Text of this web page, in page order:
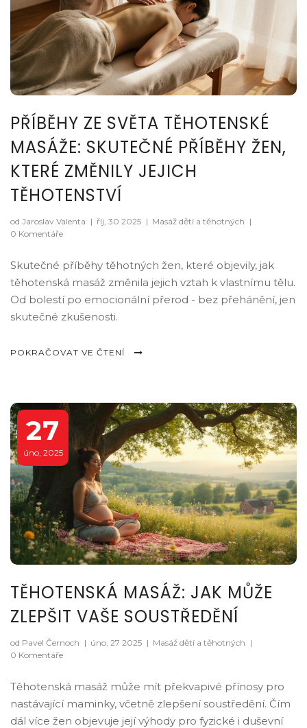
PŘÍBĚHY ZE SVĚTA TĚHOTENSKÉ
MASÁŽE: SKUTEČNÉ PŘÍBĚHY ŽEN,
KTERÉ ZMĚNILY JEJICH
TĚHOTENSTVÍ
od Jaroslav Valenta | říj, 30 2025 | Masáž dětí a těhotných |
0 Komentáře
Skutečné příběhy těhotných žen, které objevily, jak
těhotenská masáž změnila jejich vztah k vlastnímu tělu.
Od bolestí po emocionální přerod - bez přehánění, jen
skutečné zkušenosti.
POKRAČOVAT VE ČTENÍ
27
úno, 2025
TĚHOTENSKÁ MASÁŽ: JAK MŮŽE
ZLEPŠIT VAŠE SOUSTŘEDĚNÍ
od Pavel Černoch | úno, 27 2025 | Masáž dětí a těhotných |
0 Komentáře
Těhotenská masáž může mít překvapivé přínosy pro
nastávající maminky, včetně zlepšení soustředění. Čím
dál více žen objevuje její výhody pro fyzické i duševní